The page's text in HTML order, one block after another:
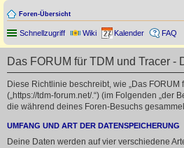
Foren-Übersicht
Schnellzugriff Wiki Kalender FAQ
Das FORUM für TDM und Tracer -
Diese Richtlinie beschreibt, wie „Das FORUM
(„https://tdm-forum.net/.“) (im Folgenden „der
die während deines Foren-Besuchs
UMFANG UND ART DER DATENSPEICHERUNG
Deine Daten werden auf vier verschiedene